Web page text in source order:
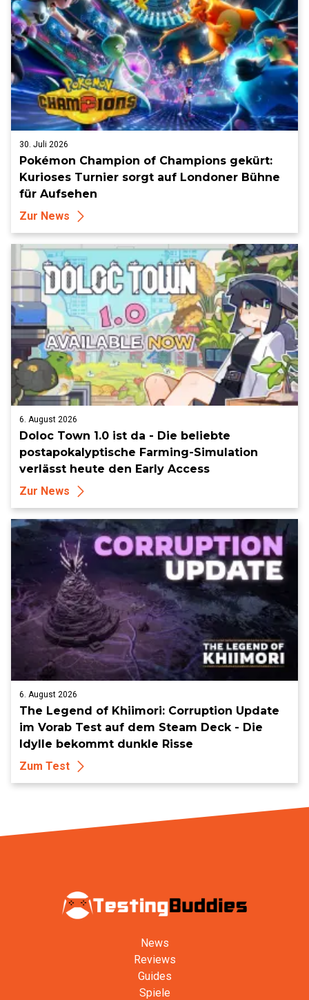
30. Juli 2026
Pokémon Champion of Champions gekürt:
Kurioses Turnier sorgt auf Londoner Bühne
für Aufsehen
Zur News
6. August 2026
Doloc Town 1.0 ist da - Die beliebte
postapokalyptische Farming-Simulation
verlässt heute den Early Access
Zur News
6. August 2026
The Legend of Khiimori: Corruption Update
im Vorab Test auf dem Steam Deck - Die
Idylle bekommt dunkle Risse
Zum Test
News
Reviews
Guides
Spiele